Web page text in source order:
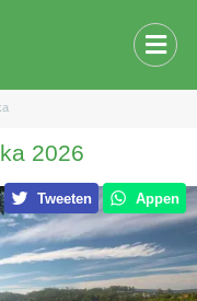
2026
Tweeten Appen